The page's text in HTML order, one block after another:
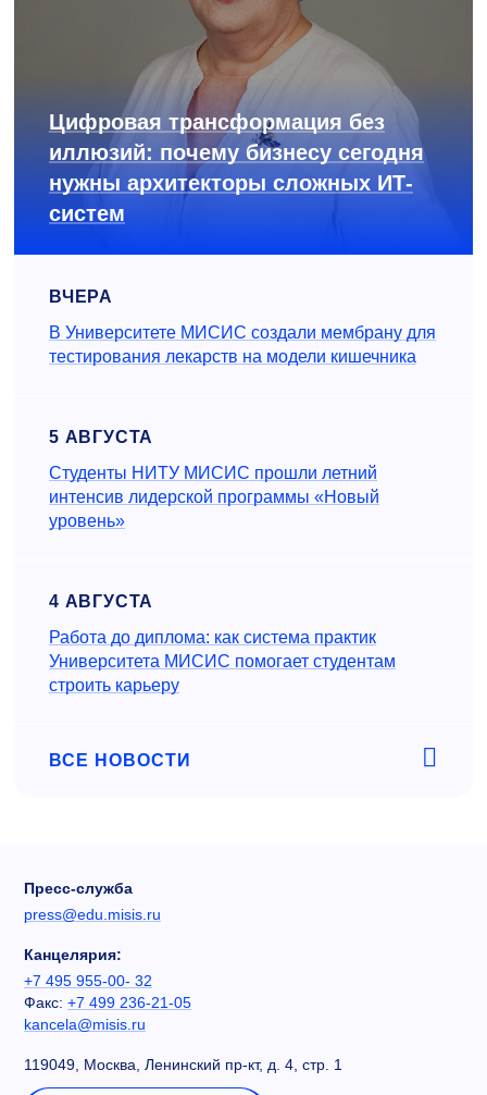
Цифровая трансформация без
иллюзий: почему бизнесу сегодня
нужны архитекторы сложных ИТ-
систем
ВЧЕРА
В Университете МИСИС создали мембрану для
тестирования лекарств на модели кишечника
5 АВГУСТА
Студенты НИТУ МИСИС прошли летний
интенсив лидерской программы «Новый
уровень»
4 АВГУСТА
Работа до диплома: как система практик
Университета МИСИС помогает студентам
строить карьеру
ВСЕ НОВОСТИ
Пресс-служба
press@edu.misis.ru
Канцелярия:
+7 495 955-00- 32
Факс: +7 499 236-21-05
kancela@misis.ru
119049, Москва, Ленинский пр-кт, д. 4, стр. 1